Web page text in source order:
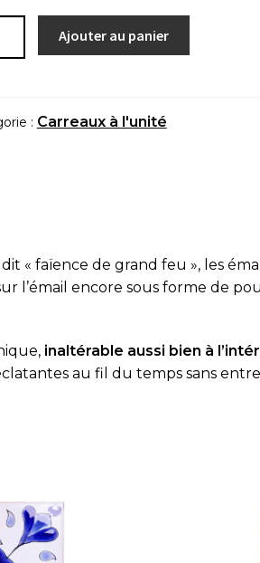
Ajouter au panier
: Carreaux à l'unité
« faïence de grand feu », les
l’émail encore sous forme de
inaltérable aussi bien à
au fil du temps sans